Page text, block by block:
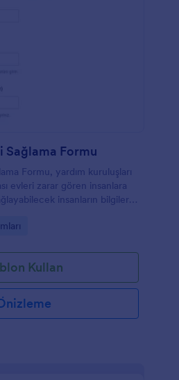
Sağlama Formu
Formu, yardım kuruluşları
evleri zarar gören insanlara
insanların bilgilerini
Kullan